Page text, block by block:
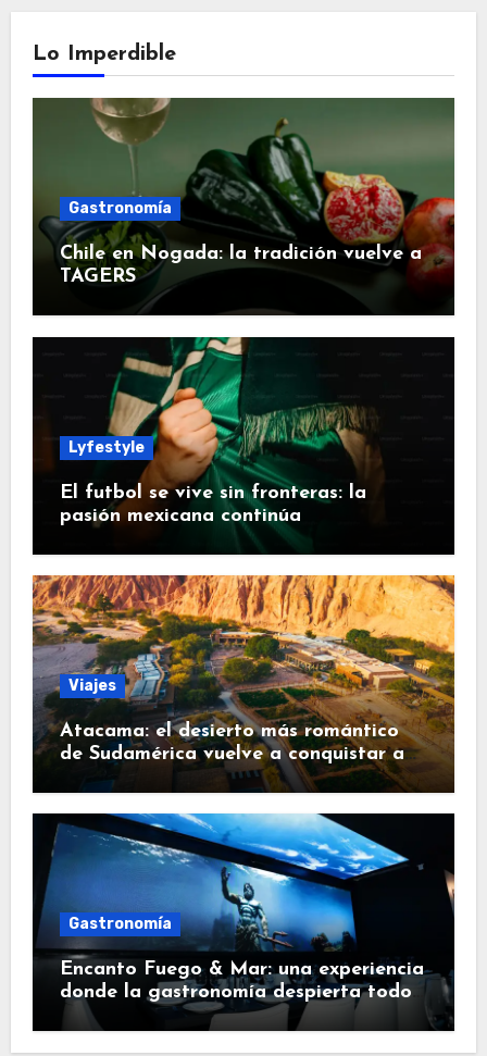
Lo Imperdible
Gastronomía
Chile en Nogada: la tradición vuelve a
TAGERS
Lyfestyle
El futbol se vive sin fronteras: la
pasión mexicana continúa
Viajes
Atacama: el desierto más romántico
de Sudamérica vuelve a conquistar a
los viajeros
Gastronomía
Encanto Fuego & Mar: una experiencia
donde la gastronomía despierta todos
los sentidos